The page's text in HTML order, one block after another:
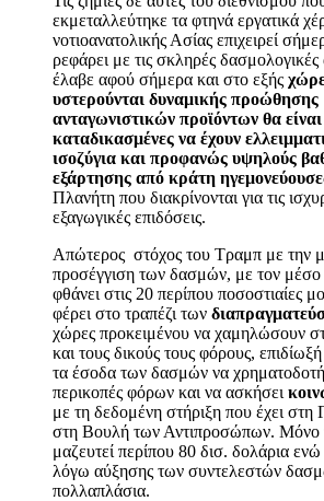
εκμεταλλεύτηκε τα φτηνά εργατικά
νοτιοανατολικής Ασίας επιχειρεί
ρεφάρει με τις σκληρές
έλαβε αφού σήμερα και στο εξής
υστερούνται δυναμικής προώθησης
ανταγωνιστικών προϊόντων θα
καταδικασμένες να έχουν
ισοζύγια και προφανώς υψηλούς
εξάρτησης από κράτη
Πλανήτη που διακρίνονται για τις
εξαγωγικές επιδόσεις.
Απώτερος στόχος του Τραμπ με την
προσέγγιση των δασμών, με τον
φθάνει στις 20 περίπου ποσοστιαίες
φέρει στο τραπέζι των
χώρες προκειμένου να χαμηλώσουν
και τους δικούς τους φόρους,
τα έσοδα των δασμών να
περικοπές φόρων και να ασκήσει
με τη δεδομένη στήριξη που έχει στη
στη Βουλή των Αντιπροσώπων. Μόνο
μαζευτεί περίπου 80 δισ. δολάρια
λόγω αύξησης των συντελεστών
πολλαπλάσια.